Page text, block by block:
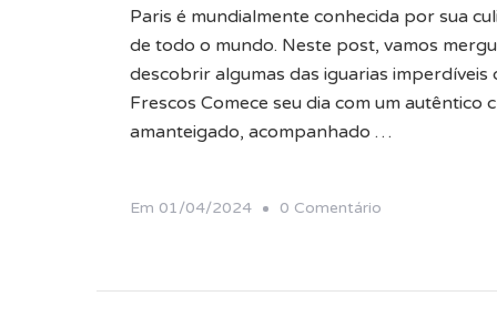
Paris é mundialmente conhecida por sua
de todo o mundo. Neste post, vamos
descobrir algumas das iguarias imperdíveis
Frescos Comece seu dia com um
amanteigado, acompanhado …
Em 01/04/2024 0 Comentário